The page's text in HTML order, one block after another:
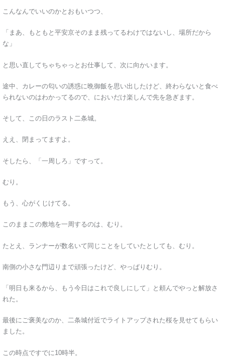
こんなんでいいのかとおもいつつ、
「まあ、もともと平安京そのまま残ってるわけではないし、場所だから
な」
と思い直してちゃちゃっとお仕事して、次に向かいます。
途中、カレーの匂いの誘惑に晩御飯を思い出したけど、終わらないと食べ
られないのはわかってるので、においだけ楽しんで先を急ぎます。
そして、この日のラスト二条城。
ええ、閉まってますよ。
そしたら、「一周しろ」ですって。
むり。
もう、心がくじけてる。
このままこの敷地を一周するのは、むり。
たとえ、ランナーが数名いて同じことをしていたとしても、むり。
南側の小さな門辺りまで頑張ったけど、やっぱりむり。
「明日も来るから、もう今日はこれで良しにして」と頼んでやっと解放さ
れた。
最後にご褒美なのか、二条城付近でライトアップされた桜を見せてもらい
ました。
この時点ですでに10時半。